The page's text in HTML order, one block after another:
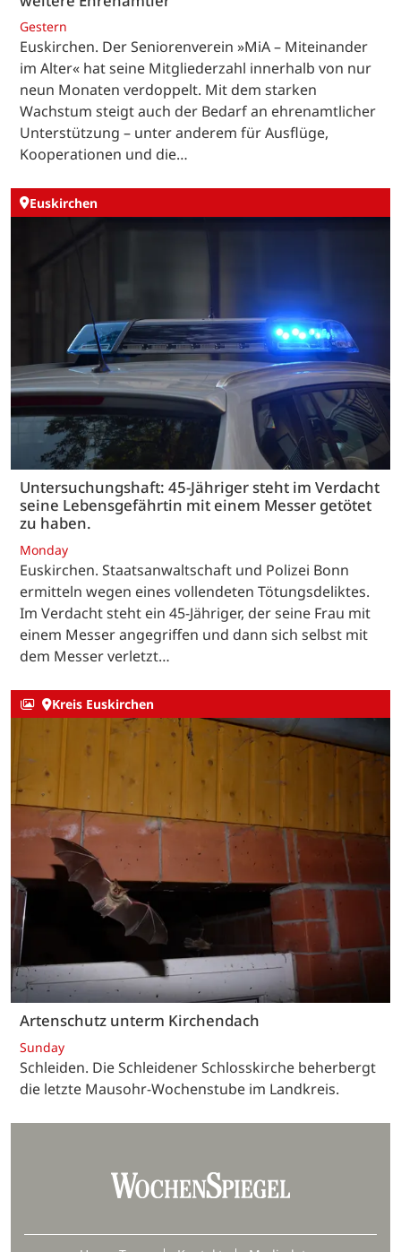
Gestern
Euskirchen. Der Seniorenverein »MiA – Miteinander
im Alter« hat seine Mitgliederzahl innerhalb von nur
neun Monaten verdoppelt. Mit dem starken
Wachstum steigt auch der Bedarf an ehrenamtlicher
Unterstützung – unter anderem für Ausflüge,
Kooperationen und die…
Euskirchen
Untersuchungshaft: 45-Jähriger steht im Verdacht
seine Lebensgefährtin mit einem Messer getötet
zu haben.
Monday
Euskirchen. Staatsanwaltschaft und Polizei Bonn
ermitteln wegen eines vollendeten Tötungsdeliktes.
Im Verdacht steht ein 45-Jähriger, der seine Frau mit
einem Messer angegriffen und dann sich selbst mit
dem Messer verletzt…
Kreis Euskirchen
Artenschutz unterm Kirchendach
Sunday
Schleiden. Die Schleidener Schlosskirche beherbergt
die letzte Mausohr-Wochenstube im Landkreis.